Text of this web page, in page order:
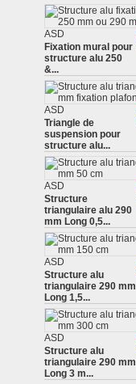
ASD
Fixation mural pour
structure alu 250
&...
ASD
Triangle de
suspension pour
structure alu...
ASD
Structure
triangulaire alu 290
mm Long 0,5...
ASD
Structure alu
triangulaire 290 mm
Long 1,5...
ASD
Structure alu
triangulaire 290 mm
Long 3 m...